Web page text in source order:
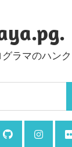
ラマのハンク